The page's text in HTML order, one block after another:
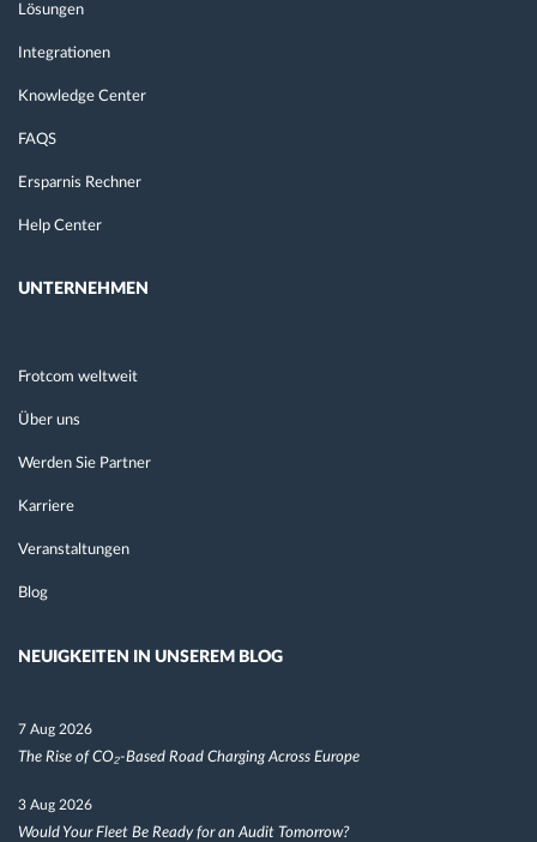
Lösungen
Integrationen
Knowledge Center
FAQS
Ersparnis Rechner
Help Center
UNTERNEHMEN
Frotcom weltweit
Über uns
Werden Sie Partner
Karriere
Veranstaltungen
Blog
NEUIGKEITEN IN UNSEREM BLOG
7 Aug 2026
The Rise of CO₂-Based Road Charging Across Europe
3 Aug 2026
Would Your Fleet Be Ready for an Audit Tomorrow?